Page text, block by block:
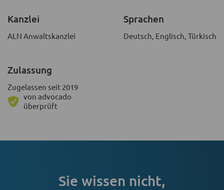
Kanzlei
ALN Anwaltskanzlei
Sprachen
Deutsch, Englisch, Türkisch
Zulassung
Zugelassen seit 2019
von advocado
überprüft
Sie wissen nicht,